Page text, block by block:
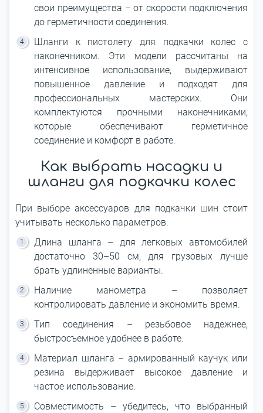
свои преимущества – от скорости подключения
до герметичности соединения.
Шланги к пистолету для подкачки колес с
наконечником. Эти модели рассчитаны на
интенсивное использование, выдерживают
повышенное давление и подходят для
профессиональных мастерских. Они
комплектуются прочными наконечниками,
которые обеспечивают герметичное
соединение и комфорт в работе.
Как выбрать насадки и
шланги для подкачки колес
При выборе аксессуаров для подкачки шин стоит
учитывать несколько параметров.
Длина шланга – для легковых автомобилей
достаточно 30–50 см, для грузовых лучше
брать удлиненные варианты.
Наличие манометра – позволяет
контролировать давление и экономить время.
Тип соединения – резьбовое надежнее,
быстросъемное удобнее в работе.
Материал шланга – армированный каучук или
резина выдерживает высокое давление и
частое использование.
Совместимость – убедитесь, что выбранный